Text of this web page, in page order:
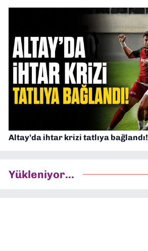
Altay’da ihtar krizi tatlıya bağlandı!
Yükleniyor...